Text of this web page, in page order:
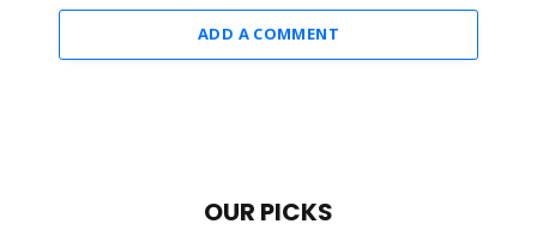
ADD A COMMENT
OUR PICKS